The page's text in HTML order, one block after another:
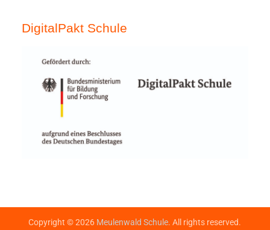
DigitalPakt Schule
Copyright © 2026 Meulenwald Schule. All rights reserved.